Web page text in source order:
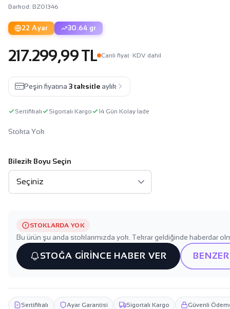
Barkod: BZ01346
22 Ayar 30.64 gr
217.299,99 TL Canli fiyat· KDV dahil
Peşin fiyatına 3 taksitle aylık
Sertifikalı Sigortalı Kargo 14 Gün Kolay İade
Stokta Yok
Bilezik Boyu Seçin
STOKLARDA YOK
Bu ürün şu anda stoklarımızda yok. Tekrar geldiğinde haberdar
STOĞA GİRİNCE HABER VER
Sertifikalı Ayar Garantisi Sigortalı Kargo Güvenli